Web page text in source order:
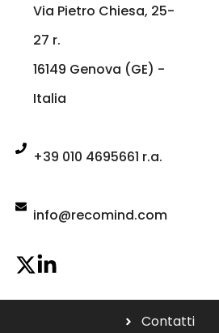
Via Pietro Chiesa, 25-
27 r.
16149 Genova (GE) -
Italia
+39 010 4695661 r.a.
info@recomind.com
Contatti